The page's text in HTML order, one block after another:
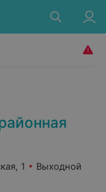
1
Выходной